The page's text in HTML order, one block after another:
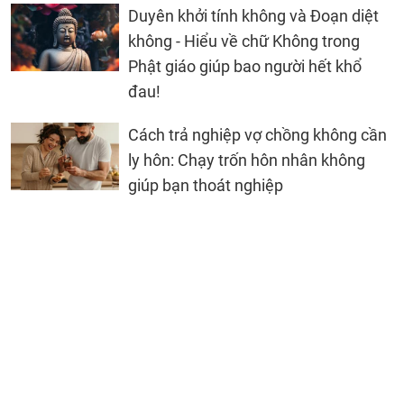
Duyên khởi tính không và Đoạn diệt
không - Hiểu về chữ Không trong
Phật giáo giúp bao người hết khổ
đau!
Cách trả nghiệp vợ chồng không cần
ly hôn: Chạy trốn hôn nhân không
giúp bạn thoát nghiệp